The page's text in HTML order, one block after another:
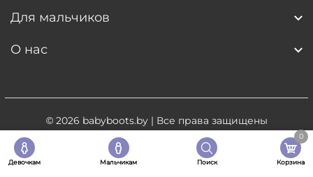
Девочкам Мальчикам Поиск Корзина
0
Для мальчиков
О нас
© 2026 babyboots.by| Все права защищены
Разработка сайта - 5digital.by